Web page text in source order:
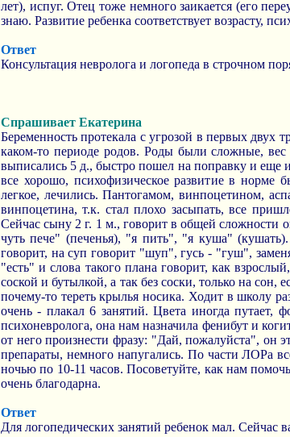
лет), испуг. Отец тоже немного заикается (его
знаю. Развитие ребенка соответствует возрасту,
Ответ
Консультация невролога и логопеда в строчном
Спрашивает Екатерина
Беременность протекала с угрозой в первых двух
каком-то периоде родов. Роды были сложные,
выписались 5 д., быстро пошел на поправку и еще и
все хорошо, психофизическое развитие в
легкое, лечились. Пантогамом, винпоцетином,
винпоцетина, т.к. стал плохо засыпать, все
Сейчас сыну 2 г. 1 м., говорит в общей сложности
чуть пече" (печенья), "я пить", "я куша"
говорит, на суп говорит "шуп", гусь - "гуш",
"есть" и слова такого плана говорит, как
соской и бутылкой, а так без соски, только на сон,
почему-то тереть крылья носика. Ходит в школу
очень - плакал 6 занятий. Цвета иногда
психоневролога, она нам назначила фенибут и
от него произнести фразу: "Дай, пожалуйста", он
препараты, немного напугались. По части ЛОРа
ночью по 10-11 часов. Посоветуйте, как нам
очень благодарна.
Ответ
Для логопедических занятий ребенок мал. Сейчас